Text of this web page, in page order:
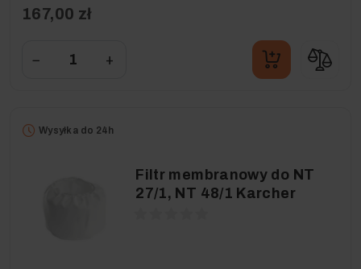
167,00 zł
− +
Wysyłka do 24h
Filtr membranowy do NT
27/1, NT 48/1 Karcher